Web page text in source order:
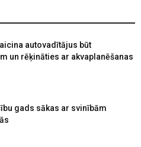
autovadītājus būt
un rēķināties ar akvaplanēšanas
gads sākas ar svinībām